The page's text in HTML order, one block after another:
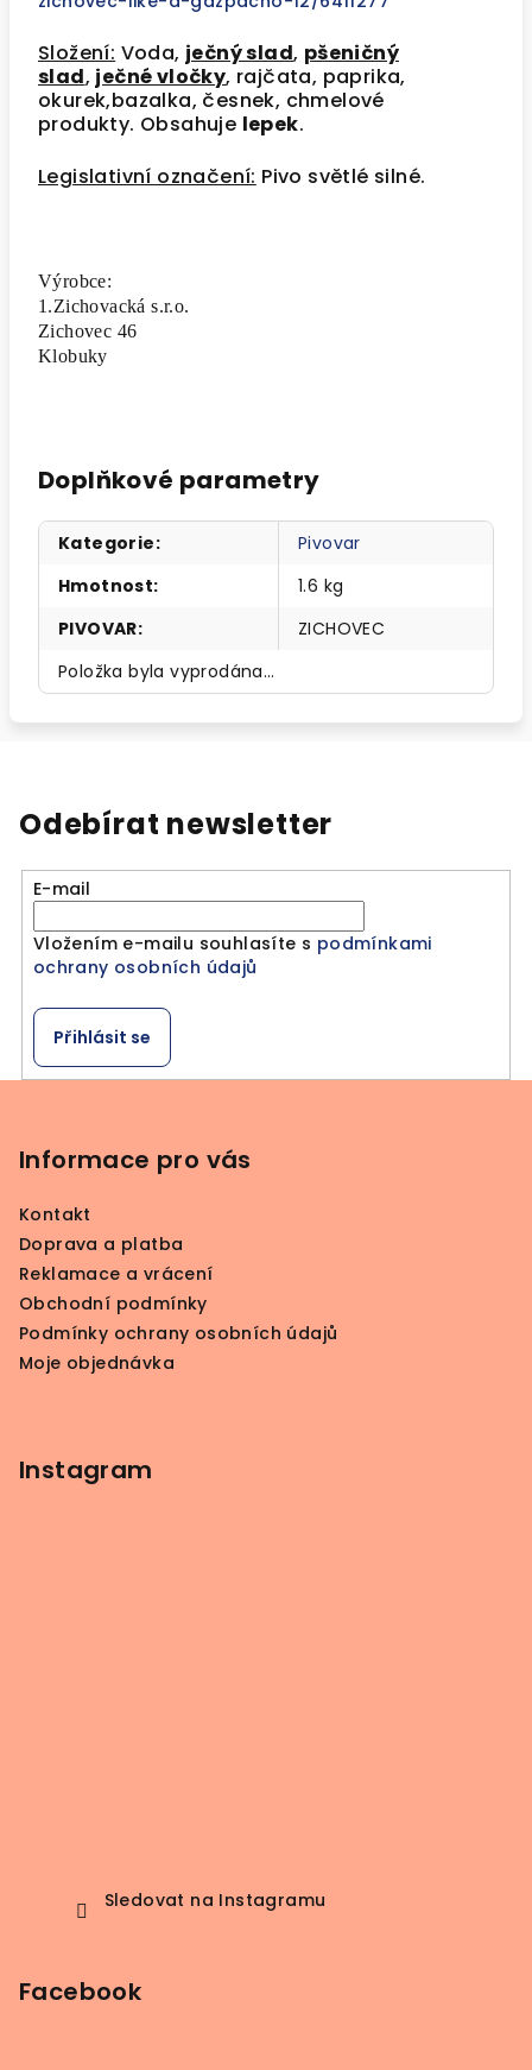
Složení: Voda, ječný slad, pšeničný
slad, ječné vločky, rajčata, paprika,
okurek,bazalka, česnek, chmelové
produkty. Obsahuje lepek.
Legislativní označení: Pivo světlé silné.
Výrobce:
1.Zichovacká s.r.o.
Zichovec 46
Klobuky
Doplňkové parametry
Kategorie:
Pivovar
Hmotnost:
1.6 kg
PIVOVAR:
ZICHOVEC
Položka byla vyprodána…
Odebírat newsletter
E-mail
Vložením e-mailu souhlasíte s podmínkami
ochrany osobních údajů
Přihlásit se
Informace pro vás
Kontakt
Doprava a platba
Reklamace a vrácení
Obchodní podmínky
Podmínky ochrany osobních údajů
Moje objednávka
Instagram
Sledovat na Instagramu
Facebook